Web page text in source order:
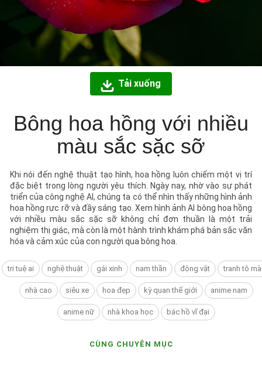
Tải xuống
Bông hoa hồng với nhiều
màu sắc sặc sỡ
Khi nói đến nghệ thuật tạo hình, hoa hồng luôn chiếm một vị trí
đặc biệt trong lòng người yêu thích. Ngày nay, nhờ vào sự phát
triển của công nghệ AI, chúng ta có thể nhìn thấy những hình ảnh
hoa hồng rực rỡ và đầy sáng tạo. Xem hình ảnh AI bông hoa hồng
với nhiều màu sắc sặc sỡ không chỉ đơn thuần là một trải
nghiệm thị giác, mà còn là một hành trình khám phá bản sắc văn
hóa và cảm xúc của con người qua bông hoa.
tri tuệ ai nghệ thuật gái xinh nam thần động vật tranh tô
nhà cao siêu xe hoa đẹp kỳ quan thế giới anime nam
anime nữ nhà khoa học bác hồ vĩ đại
CÙNG CHUYÊN MỤC